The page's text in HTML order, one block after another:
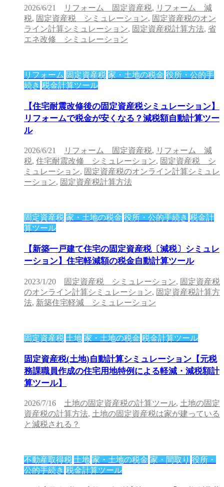
2026/6/21 リフォーム 固定資産税, リフォーム 減
税, 固定資産税 シミュレーション, 固定資産税のオン
ライン計算シミュレーション, 固定資産税計算方法, 省
エネ改修 シミュレーション
リフォーム 固定資産税 家・土地の税金 役所・公的手
続き 税金計算ツール
【住宅耐震改修後の固定資産税シミュレーション】
リフォームで税金が安くなる？減税額自動計算ツー
ル
2026/6/21 リフォーム 固定資産税, リフォーム 減
税, 住宅耐震改修 シミュレーション, 固定資産税 シ
ミュレーション, 固定資産税のオンライン計算シミュレ
ーション, 固定資産税計算方法
固定資産税 家・土地の税金 役所・公的手続き 税金計
算ツール
【新築一戸建て住宅の固定資産税〔減税〕シミュレ
ーション】住宅軽減額の税金自動計算ツール
2023/1/20 固定資産税 シミュレーション, 固定資産税
のオンライン計算シミュレーション, 固定資産税計算方
法, 新築住宅軽減 シミュレーション
固定資産税 土地 家・土地の税金 税金計算ツール
固定資産税(土地)自動計算シミュレーション【元税
務課職員作成の住宅用地特例による軽減・減税額計
算ツール】
2026/7/16 土地の固定資産税の計算ツール, 土地の固定
資産税の計算方法, 土地の固定資産税は家が建っている
と減税される？
不動産取得税 土地 家・土地の税金 家・間取り 役所・
公的手続き 税金計算ツール